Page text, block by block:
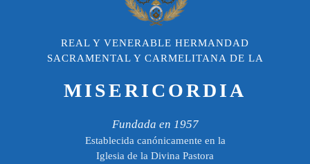
REAL Y VENERABLE HERMANDAD
SACRAMENTAL Y CARMELITANA DE LA
MISERICORDIA
Fundada en 1957
Establecida canónicamente en la
Iglesia de la Divina Pastora